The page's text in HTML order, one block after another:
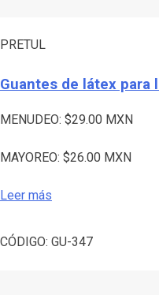
PRETUL
Guantes de látex para
MENUDEO: $29.00 MXN
MAYOREO: $26.00 MXN
Leer más
CÓDIGO: GU-347